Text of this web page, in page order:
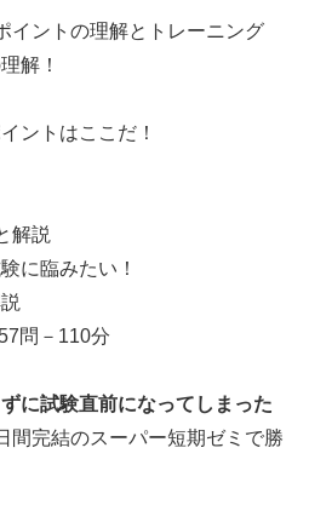
ントの理解とトレーニング
解！
ントはここだ！
解説
に臨みたい！
問－110分
に試験直前になってしまった
間完結のスーパー短期ゼミで勝